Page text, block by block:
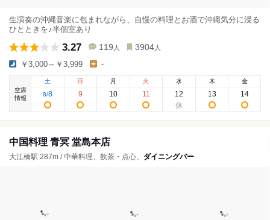
生演奏の沖縄音楽に包まれながら、自慢の料理とお酒で沖縄気分に浸る
ひとときを♪半個室あり
3.27 119 人 3904 人
￥3,000～￥3,999 -
空席
情報
土
8/8
日
9
月
10
火
11
水
12
木
13
金
14
中国料理 青冥 堂島本店
大江橋駅 287m / 中華料理、飲茶・点心、 ダイニングバー